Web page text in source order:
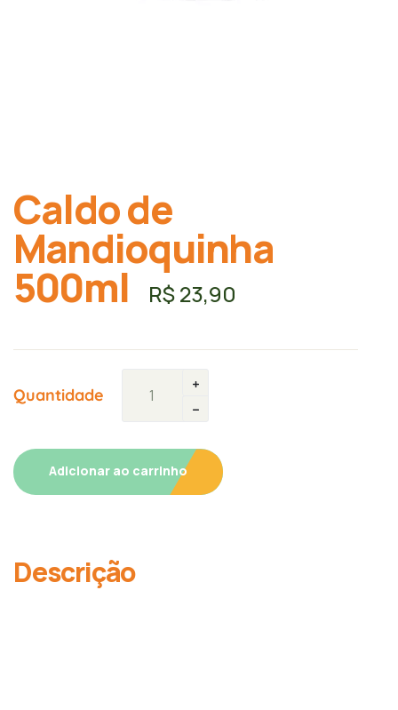
Caldo de
Mandioquinha
500ml R$23,90
Quantidade
Adicionar ao carrinho
Descrição